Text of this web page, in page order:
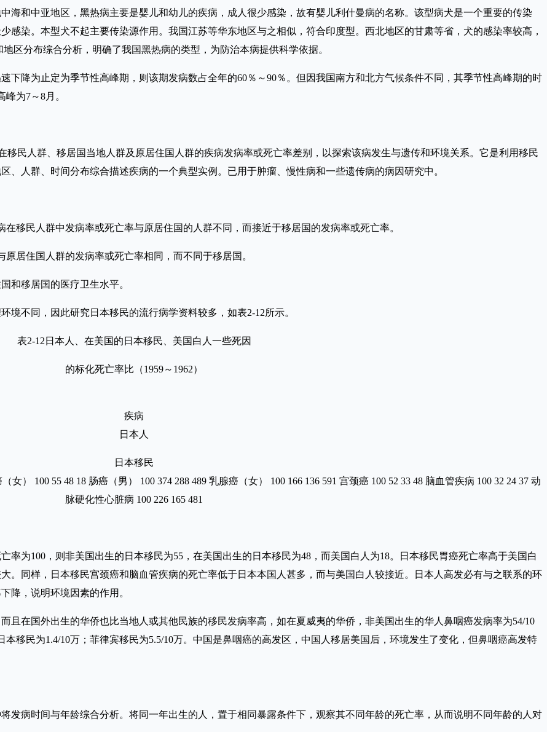
和中亚地区，黑热病主要是婴儿和幼儿的疾病，成人很少感染，故有婴儿利什曼病的名称。该型病犬是一个重要的传染
感染。本型犬不起主要传染源作用。我国江苏等华东地区与之相似，符合印度型。西北地区的甘肃等省，犬的感染率较高，
区分布综合分析，明确了我国黑热病的类型，为防治本病提供科学依据。
降为止定为季节性高峰期，则该期发病数占全年的60％～90％。但因我国南方和北方气候条件不同，其季节性高峰期的时
为7～8月。
民人群、移居国当地人群及原居住国人群的疾病发病率或死亡率差别，以探索该病发生与遗传和环境关系。它是利用移民
、人群、时间分布综合描述疾病的一个典型实例。已用于肿瘤、慢性病和一些遗传病的病因研究中。
民人群中发病率或死亡率与原居住国的人群不同，而接近于移居国的发病率或死亡率。
住国人群的发病率或死亡率相同，而不同于移居国。
移居国的医疗卫生水平。
不同，因此研究日本移民的流行病学资料较多，如表2-12所示。
表2-12日本人、在美国的日本移民、美国白人一些死因
的标化死亡率比（1959～1962）
疾病
日本人
日本移民
） 100 55 48 18 肠癌（男） 100 374 288 489 乳腺癌（女） 100 166 136 591 宫颈癌 100 52 33 48 脑血管疾病 100 32 24 37 动
脉硬化性心脏病 100 226 165 481
为100，则非美国出生的日本移民为55，在美国出生的日本移民为48，而美国白人为18。日本移民胃癌死亡率高于美国白
。同样，日本移民宫颈癌和脑血管疾病的死亡率低于日本本国人甚多，而与美国白人较接近。日本人高发必有与之联系的环
降，说明环境因素的作用。
在国外出生的华侨也比当地人或其他民族的移民发病率高，如在夏威夷的华侨，非美国出生的华人鼻咽癌发病率为54/10
移民为1.4/10万；菲律宾移民为5.5/10万。中国是鼻咽癌的高发区，中国人移居美国后，环境发生了变化，但鼻咽癌高发特
病时间与年龄综合分析。将同一年出生的人，置于相同暴露条件下，观察其不同年龄的死亡率，从而说明不同年龄的人对